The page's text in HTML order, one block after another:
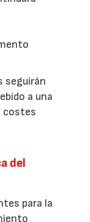
seguirán
a una
costes
del
para la